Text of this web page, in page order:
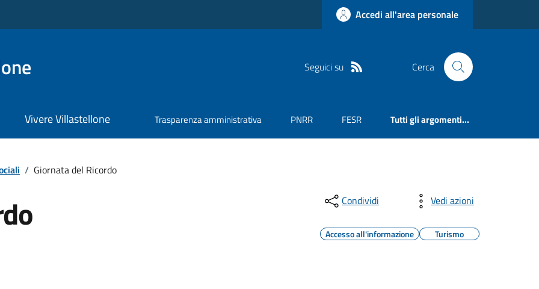
Accedi all'area personale
Seguici su Cerca
Vivere Villastellone Trasparenza amministrativa PNRR FESR Tutti gli argomenti...
/ Giornata del Ricordo
Condividi Vedi azioni
Accesso all'informazione Turismo